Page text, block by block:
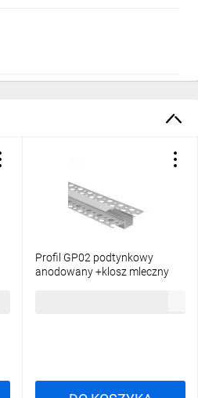
Profil GP02 podtynkowy
anodowany +klosz mleczny